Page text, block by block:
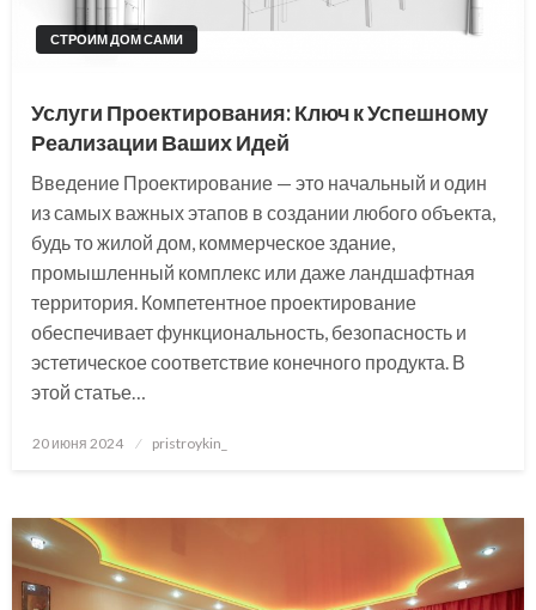
СТРОИМ ДОМ САМИ
Услуги Проектирования: Ключ к Успешному
Реализации Ваших Идей
Введение Проектирование — это начальный и один
из самых важных этапов в создании любого объекта,
будь то жилой дом, коммерческое здание,
промышленный комплекс или даже ландшафтная
территория. Компетентное проектирование
обеспечивает функциональность, безопасность и
эстетическое соответствие конечного продукта. В
этой статье…
Posted
20 июня 2024 pristroykin_